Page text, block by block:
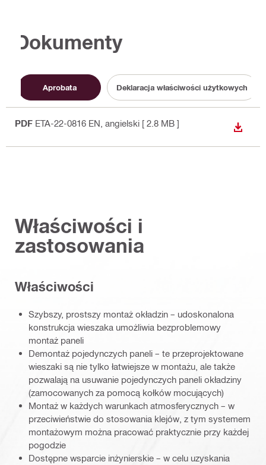
Dokumenty
Aprobata Deklaracja właściwości użytkowych
PDF ETA-22-0816 EN , angielski [ 2.8 MB ]
Właściwości i
zastosowania
Właściwości
Szybszy, prostszy montaż okładzin – udoskonalona
konstrukcja wieszaka umożliwia bezproblemowy
montaż paneli
Demontaż pojedynczych paneli – te przeprojektowane
wieszaki są nie tylko łatwiejsze w montażu, ale także
pozwalają na usuwanie pojedynczych paneli okładziny
(zamocowanych za pomocą kołków mocujących)
Montaż w każdych warunkach atmosferycznych – w
przeciwieństwie do stosowania klejów, z tym systemem
montażowym można pracować praktycznie przy każdej
pogodzie
Dostępne wsparcie inżynierskie – w celu uzyskania